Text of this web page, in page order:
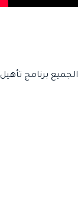
برنامج تأهيل